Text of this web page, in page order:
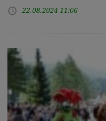
access_time 22.08.2024 11:06